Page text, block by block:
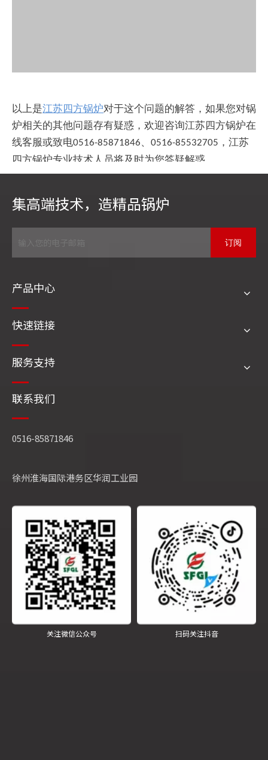
以上是江苏四方锅炉对于这个问题的解答，如果您对锅
炉相关的其他问题存有疑惑，欢迎咨询江苏四方锅炉在
线客服或致电0516-85871846、 0516-85532705 ，江苏
四方锅炉专业技术人员将及时为您答疑解惑。
SFG（含π）燃油燃气锅炉
DHL角管锅炉
化工行业余热锅炉
相关文章
集高端技术，造精品锅炉
订阅
产品中心
快速链接
服务支持
联系我们
0516-85871846
徐州淮海国际港务区华润工业园
关注微信公众号 扫码关注抖音